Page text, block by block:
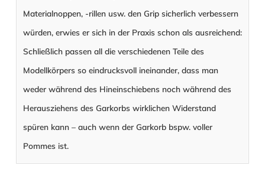
Materialnoppen, -rillen usw. den Grip sicherlich verbessern
würden, erwies er sich in der Praxis schon als ausreichend:
Schließlich passen all die verschiedenen Teile des
Modellkörpers so eindrucksvoll ineinander, dass man
weder während des Hineinschiebens noch während des
Herausziehens des Garkorbs wirklichen Widerstand
spüren kann – auch wenn der Garkorb bspw. voller
Pommes ist.